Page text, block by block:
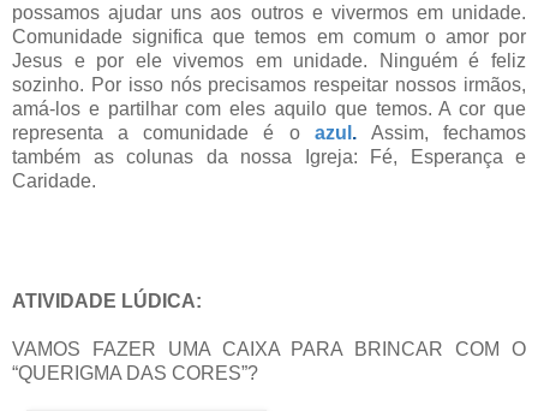
possamos ajudar uns aos outros e vivermos em unidade.
Comunidade significa que temos em comum o amor por
Jesus e por ele vivemos em unidade. Ninguém é feliz
sozinho. Por isso nós precisamos respeitar nossos irmãos,
amá-los e partilhar com eles aquilo que temos. A cor que
representa a comunidade é o azul . Assim, fechamos
também as colunas da nossa Igreja: Fé, Esperança e
Caridade.
ATIVIDADE LÚDICA:
VAMOS FAZER UMA CAIXA PARA BRINCAR COM O
“QUERIGMA DAS CORES”?